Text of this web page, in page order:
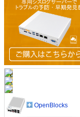
OpenBlocks